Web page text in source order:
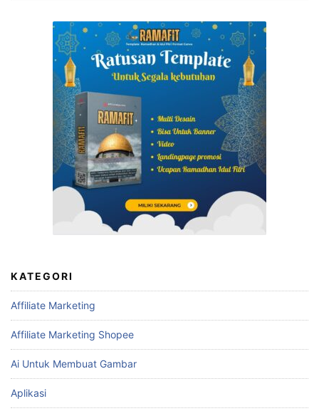
KATEGORI
Affiliate Marketing
Affiliate Marketing Shopee
Ai Untuk Membuat Gambar
Aplikasi